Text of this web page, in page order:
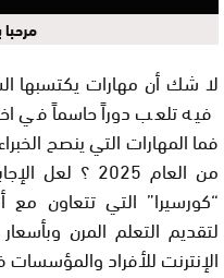
مرحبا
لا شك أن مهارات
فيه تلعب دوراً حاسماً في
فما المهارات التي ينصح
من العام
لتقديم التعلم المرن
الإنترنت للأفراد والمؤسسات